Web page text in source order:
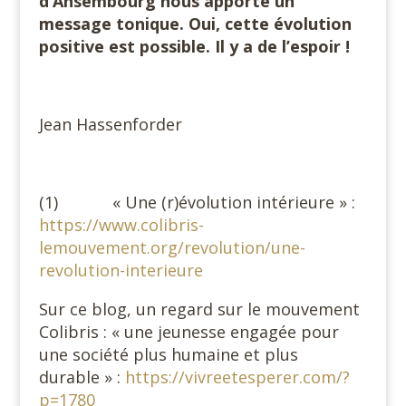
message tonique. Oui, cette évolution
positive est possible. Il y a de l’espoir !
Jean Hassenforder
(1) « Une (r)évolution intérieure » :
https://www.colibris-
lemouvement.org/revolution/une-
revolution-interieure
Sur ce blog, un regard sur le mouvement
Colibris : « une jeunesse engagée pour
une société plus humaine et plus
durable » : https://vivreetesperer.com/?
p=1780